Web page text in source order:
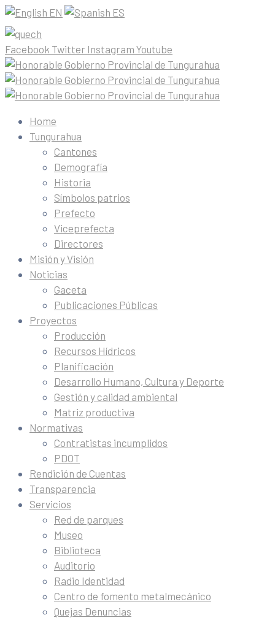
EN ES
Facebook Twitter Instagram Youtube
Home
Tungurahua
Cantones
Demografía
Historia
Símbolos patrios
Prefecto
Viceprefecta
Directores
Misión y Visión
Noticias
Gaceta
Publicaciones Públicas
Proyectos
Producción
Recursos Hídricos
Planificación
Desarrollo Humano, Cultura y Deporte
Gestión y calidad ambiental
Matriz productiva
Normativas
Contratistas incumplidos
PDOT
Rendición de Cuentas
Transparencia
Servicios
Red de parques
Museo
Biblioteca
Auditorio
Radio Identidad
Centro de fomento metalmecánico
Quejas Denuncias